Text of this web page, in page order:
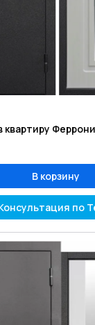
квартиру
В корзину
по